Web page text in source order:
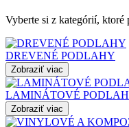
Vyberte si z kategórií, ktoré
DREVENÉ PODLAHY
Zobraziť viac
LAMINÁTOVÉ
Zobraziť viac